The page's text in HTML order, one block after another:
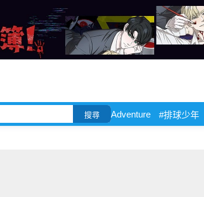
搜尋 Adventure #排球少年